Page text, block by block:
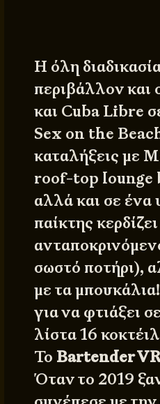
Η όλη
περιβάλλον και
και Cuba Libre
Sex on the
καταλήξεις με
roof-top lounge
αλλά και σε
παίκτης
σωστό ποτήρι),
με τα
για να φτιάξει
λίστα 16
Το Bartender
Όταν το 2019